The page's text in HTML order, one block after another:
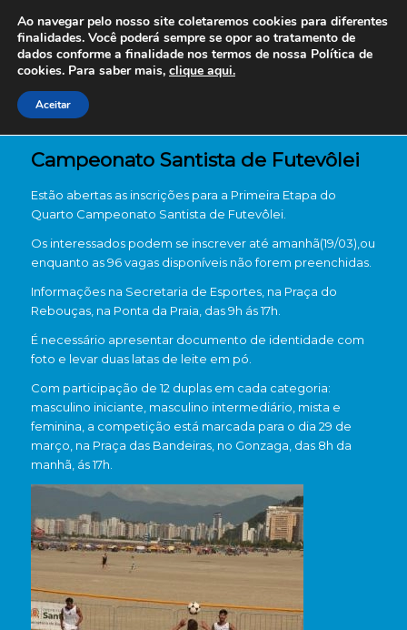
Campeonato Santista de Futevôlei
Estão abertas as inscrições para a Primeira Etapa do
Quarto Campeonato Santista de Futevôlei.
Os interessados podem se inscrever até amanhã(19/03),ou
enquanto as 96 vagas disponíveis não forem preenchidas.
Informações na Secretaria de Esportes, na Praça do
Rebouças, na Ponta da Praia, das 9h ás 17h.
É necessário apresentar documento de identidade com
foto e levar duas latas de leite em pó.
Com participação de 12 duplas em cada categoria:
masculino iniciante, masculino intermediário, mista e
feminina, a competição está marcada para o dia 29 de
março, na Praça das Bandeiras, no Gonzaga, das 8h da
manhã, ás 17h.
Ao navegar pelo nosso site coletaremos cookies para diferentes
finalidades. Você poderá sempre se opor ao tratamento de
dados conforme a finalidade nos termos de nossa Política de
cookies. Para saber mais, clique aqui.
Aceitar